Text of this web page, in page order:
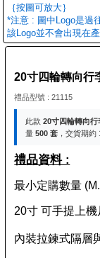
｛按圖可放大｝
*注意 : 圖中Logo是過
該Logo並不會出現在
20寸四輪轉向行
禮品型號 : 21115
此款 20寸四輪轉向行
量 500 套，交貨期約
禮品資料 :
最小定購數量
20寸 可手提上
內裝拉鍊式隔層